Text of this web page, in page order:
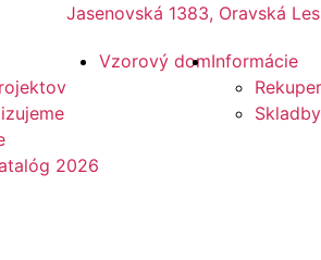
Jasenovská 1383, Oravská
2026
Vzorový domInformácie